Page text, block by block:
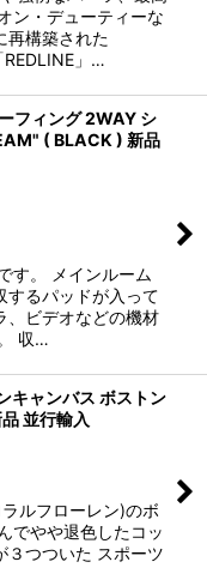
ン・デューティーな
再構築された
REDLINE」…
フィング 2WAY シ
( BLACK ) 新品
す。 メインルーム
するパッドが入って
、ビデオなどの機材
収…
キャンバス ボストン
並行輸入
ルフローレン)のボ
でやや退色したコッ
３つついた スポーツ